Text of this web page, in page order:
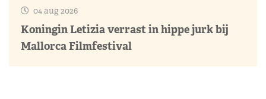
04 aug 2026
Koningin Letizia verrast in hippe jurk bij
Mallorca Filmfestival